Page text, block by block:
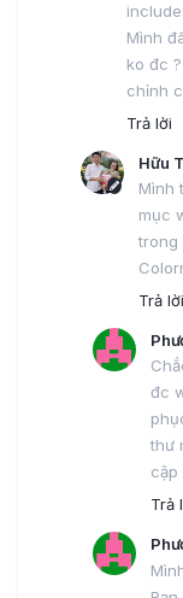
Mình
ko đc
chỉnh
Trả lời
Hữu
Mình
mục
trong
Trả lời
đc
thư
cập
Trả